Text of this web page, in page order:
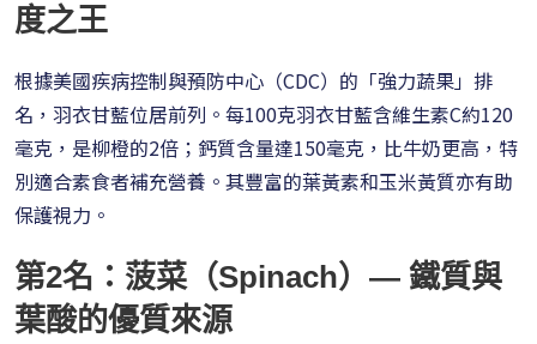
度之王
根據美國疾病控制與預防中心（CDC）的「強力蔬果」排
名，羽衣甘藍位居前列。每100克羽衣甘藍含維生素C約120
毫克，是柳橙的2倍；鈣質含量達150毫克，比牛奶更高，特
別適合素食者補充營養。其豐富的葉黃素和玉米黃質亦有助
保護視力。
第2名：菠菜（Spinach）— 鐵質與
葉酸的優質來源